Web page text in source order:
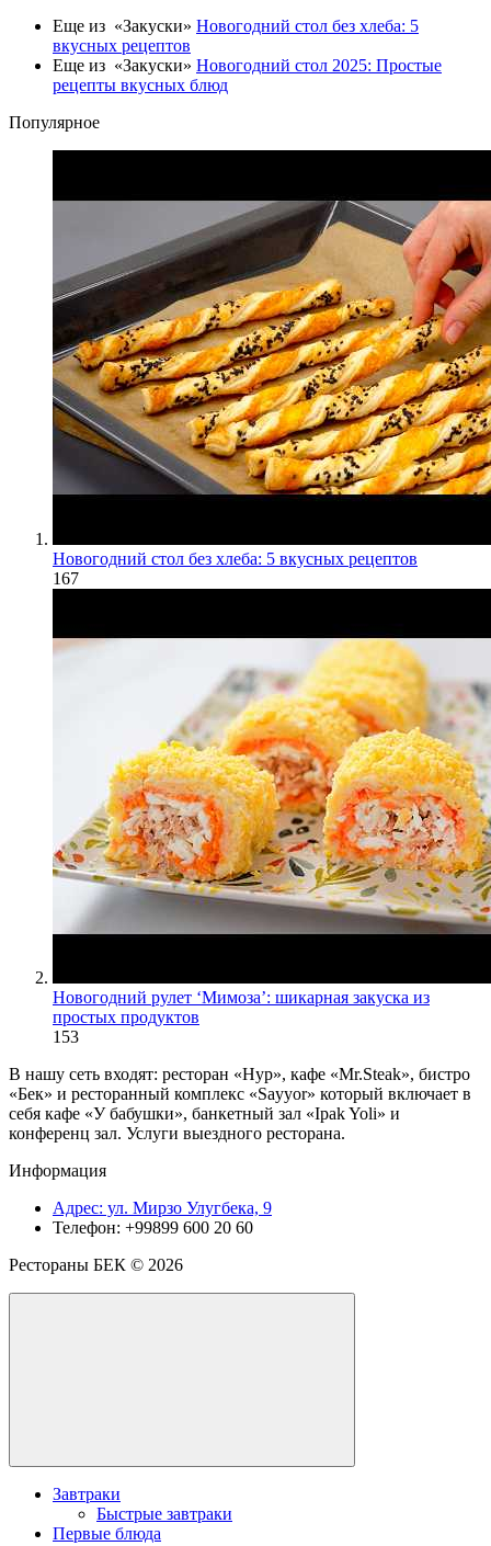
Еще из «Закуски» Новогодний стол без хлеба: 5
вкусных рецептов
Еще из «Закуски» Новогодний стол 2025: Простые
рецепты вкусных блюд
Популярное
Новогодний стол без хлеба: 5 вкусных рецептов
167
Новогодний рулет ‘Мимоза’: шикарная закуска из
простых продуктов
153
В нашу сеть входят: ресторан «Нур», кафе «Mr.Steak», бистро
«Бек» и ресторанный комплекс «Sayyor» который включает в
себя кафе «У бабушки», банкетный зал «Ipak Yoli» и
конференц зал. Услуги выездного ресторана.
Информация
Адрес: ул. Мирзо Улугбека, 9
Телефон: +99899 600 20 60
Рестораны БЕК © 2026
Завтраки
Быстрые завтраки
Первые блюда